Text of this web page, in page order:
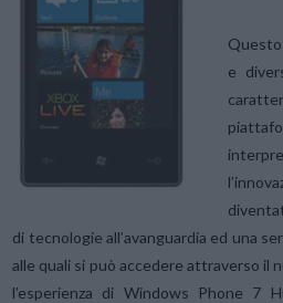
e
di tecnologie all’avanguardia ed una
alle quali si può accedere attraverso il
l’esperienza di Windows Phone 7